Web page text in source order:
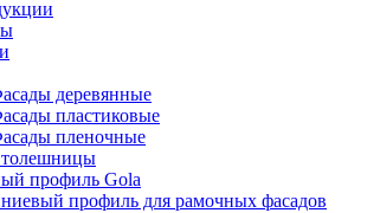
деревянные
пластиковые
пленочные
профиль Gola
профиль для рамочных фасадов